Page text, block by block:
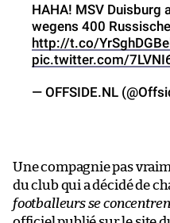
HAHA! MSV Duisburg
wegens 400
http://t.co/
pic.twitter.com/
— OFFSIDE.NL
Une compagnie pas
du club qui a décidé de
footballeurs se